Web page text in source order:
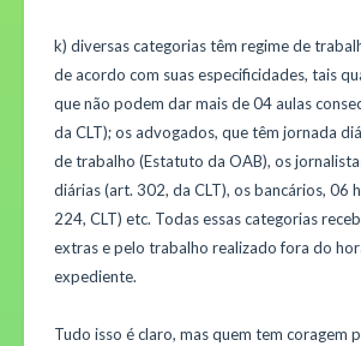
k) diversas categorias têm regime de
de acordo com suas especificidades, tais
que não podem dar mais de 04 aulas
da CLT); os advogados, que têm jornada
de trabalho (Estatuto da OAB), os
diárias (art. 302, da CLT), os bancários, 06
224, CLT) etc. Todas essas categorias
extras e pelo trabalho realizado fora do
expediente.
Tudo isso é claro, mas quem tem coragem